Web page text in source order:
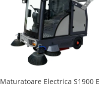
Maturatoare Electrica S1900 E